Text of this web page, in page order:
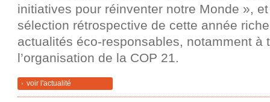
initiatives pour réinventer notre Monde »,
sélection rétrospective de cette année
actualités éco-responsables, notamment à
l’organisation de la COP 21.
voir l'actualité